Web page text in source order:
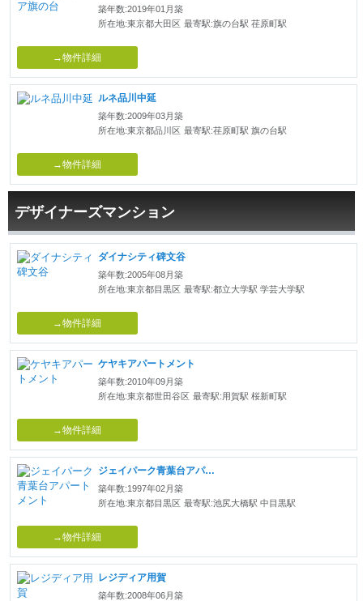
築年数:2019年01月築
所在地:東京都大田区 最寄駅:旗の台駅 荏原町駅
→物件詳細
ルネ品川中延
築年数:2009年03月築
所在地:東京都品川区 最寄駅:荏原町駅 旗の台駅
→物件詳細
デザイナーズマンション
ダイナシティ碑文谷
築年数:2005年08月築
所在地:東京都目黒区 最寄駅:都立大学駅 学芸大学駅
→物件詳細
ケヤキアパートメント
築年数:2010年09月築
所在地:東京都世田谷区 最寄駅:用賀駅 桜新町駅
→物件詳細
ジェイパーク青葉台アパートメント
築年数:1997年02月築
所在地:東京都目黒区 最寄駅:池尻大橋駅 中目黒駅
→物件詳細
レジディア用賀
築年数:2008年06月築